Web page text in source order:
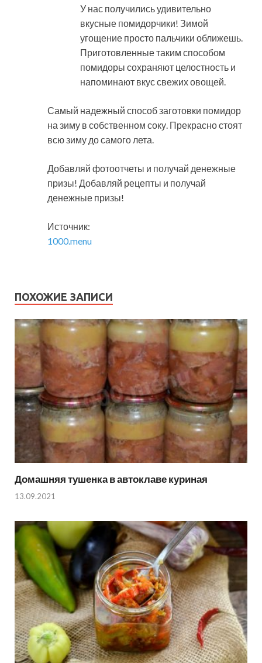
У нас получились удивительно
вкусные помидорчики! Зимой
угощение просто пальчики оближешь.
Приготовленные таким способом
помидоры сохраняют целостность и
напоминают вкус свежих овощей.
Самый надежный способ заготовки помидор
на зиму в собственном соку. Прекрасно стоят
всю зиму до самого лета.
Добавляй фотоотчеты и получай денежные
призы! Добавляй рецепты и получай
денежные призы!
Источник:
1000.menu
ПОХОЖИЕ ЗАПИСИ
Домашняя тушенка в автоклаве куриная
13.09.2021